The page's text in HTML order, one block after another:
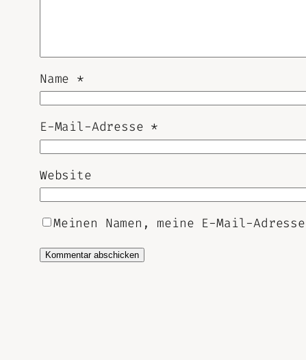
Name *
E-Mail-Adresse *
Website
Meinen Namen, meine E-Mail-